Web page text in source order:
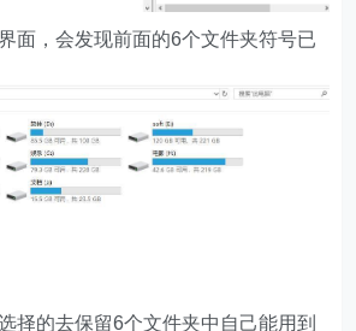
面，会发现前面的6个文件夹符号已
择的去保留6个文件夹中自己能用到